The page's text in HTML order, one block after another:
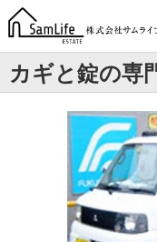
カギと錠の専